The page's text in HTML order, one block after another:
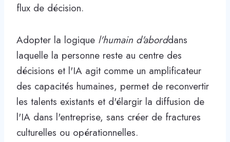
flux de décision.
Adopter la logique l'humain d'aborddans
laquelle la personne reste au centre des
décisions et l'IA agit comme un amplificateur
des capacités humaines, permet de reconvertir
les talents existants et d'élargir la diffusion de
l'IA dans l'entreprise, sans créer de fractures
culturelles ou opérationnelles.